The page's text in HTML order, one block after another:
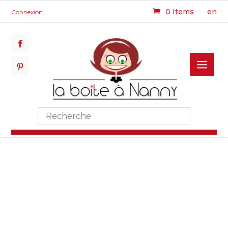
Connexion 0 Items en